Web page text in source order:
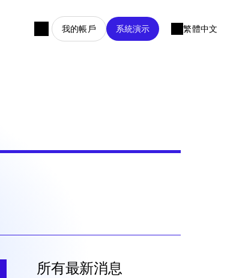
我的帳戶 系統演示 繁體中文
所有最新消息